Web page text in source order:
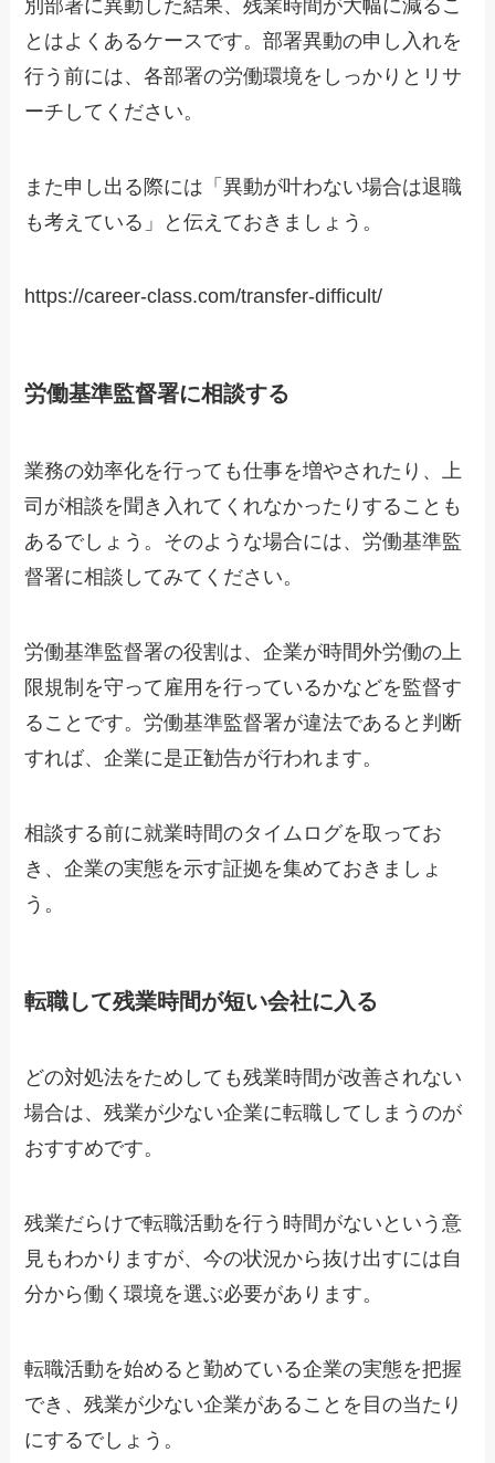
別部署に異動した結果、残業時間が大幅に減るこ
とはよくあるケースです。部署異動の申し入れを
行う前には、各部署の労働環境をしっかりとリサ
ーチしてください。
また申し出る際には「異動が叶わない場合は退職
も考えている」と伝えておきましょう。
https://career-class.com/transfer-difficult/
労働基準監督署に相談する
業務の効率化を行っても仕事を増やされたり、上
司が相談を聞き入れてくれなかったりすることも
あるでしょう。そのような場合には、労働基準監
督署に相談してみてください。
労働基準監督署の役割は、企業が時間外労働の上
限規制を守って雇用を行っているかなどを監督す
ることです。労働基準監督署が違法であると判断
すれば、企業に是正勧告が行われます。
相談する前に就業時間のタイムログを取ってお
き、企業の実態を示す証拠を集めておきましょ
う。
転職して残業時間が短い会社に入る
どの対処法をためしても残業時間が改善されない
場合は、残業が少ない企業に転職してしまうのが
おすすめです。
残業だらけで転職活動を行う時間がないという意
見もわかりますが、今の状況から抜け出すには自
分から働く環境を選ぶ必要があります。
転職活動を始めると勤めている企業の実態を把握
でき、残業が少ない企業があることを目の当たり
にするでしょう。